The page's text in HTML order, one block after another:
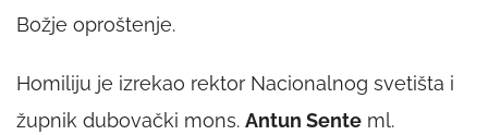
Božje oproštenje.
Homiliju je izrekao rektor Nacionalnog svetišta i
župnik dubovački mons. Antun Sente ml.